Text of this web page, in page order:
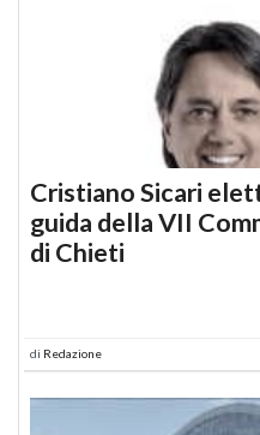
Cristiano Sicari
guida della VII
di Chieti
di Redazione